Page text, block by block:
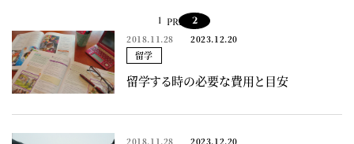
2018.11.28 2023.12.20
留学
留学する時の必要な費用と目安
2018.11.28 2023.12.20
PREV
1 2